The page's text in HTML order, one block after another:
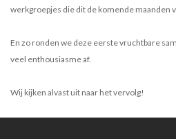
werkgroepjes die dit de komende maanden
En zo ronden we deze eerste vruchtbare
veel enthousiasme af.
Wij kijken alvast uit naar het vervolg!